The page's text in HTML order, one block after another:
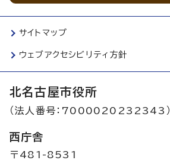
サイトマップ
ウェブアクセシビリティ方針
北名古屋市役所
（法人番号：7000020232343）
西庁舎
〒481-8531